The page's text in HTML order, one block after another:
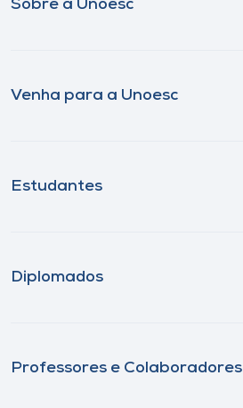
Sobre a Unoesc
Venha para a Unoesc
Estudantes
Diplomados
Professores e Colaboradores